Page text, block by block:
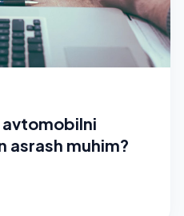
avtomobilni
asrash muhim?